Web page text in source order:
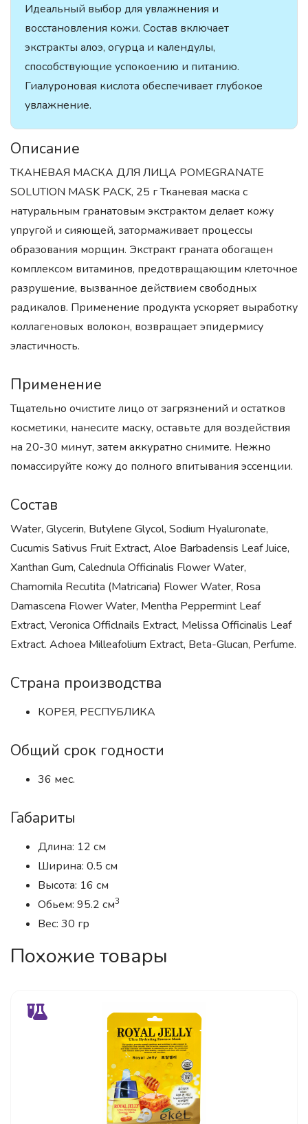
Идеальный выбор для увлажнения и
восстановления кожи. Состав включает
экстракты алоэ, огурца и календулы,
способствующие успокоению и питанию.
Гиалуроновая кислота обеспечивает глубокое
увлажнение.
Описание
ТКАНЕВАЯ МАСКА ДЛЯ ЛИЦА POMEGRANATE
SOLUTION MASK PACK, 25 г Тканевая маска с
натуральным гранатовым экстрактом делает кожу
упругой и сияющей, затормаживает процессы
образования морщин. Экстракт граната обогащен
комплексом витаминов, предотвращающим клеточное
разрушение, вызванное действием свободных
радикалов. Применение продукта ускоряет выработку
коллагеновых волокон, возвращает эпидермису
эластичность.
Применение
Тщательно очистите лицо от загрязнений и остатков
косметики, нанесите маску, оставьте для воздействия
на 20-30 минут, затем аккуратно снимите. Нежно
помассируйте кожу до полного впитывания эссенции.
Состав
Water, Glycerin, Butylene Glycol, Sodium Hyaluronate,
Cucumis Sativus Fruit Extract, Aloe Barbadensis Leaf Juice,
Xanthan Gum, Calednula Officinalis Flower Water,
Chamomila Recutita (Matricaria) Flower Water, Rosa
Damascena Flower Water, Mentha Peppermint Leaf
Extract, Veronica Officlnails Extract, Melissa Officinalis Leaf
Extract. Achoea Milleafolium Extract, Beta-Glucan, Perfume.
Страна производства
КОРЕЯ, РЕСПУБЛИКА
Общий срок годности
36 мес.
Габариты
Длина: 12 см
Ширина: 0.5 см
Высота: 16 см
Обьем: 95.2 см3
Вес: 30 гр
Похожие товары